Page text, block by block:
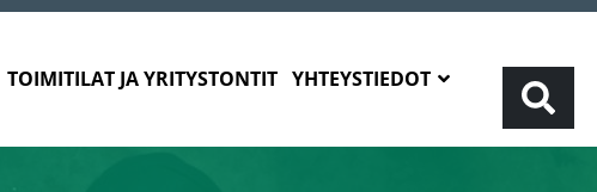
TOIMITILAT JA YRITYSTONTIT YHTEYSTIEDOT